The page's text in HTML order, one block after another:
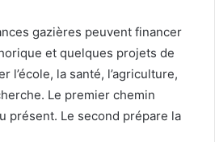
gazières peuvent financer
et quelques projets de
l’école, la santé, l’agriculture,
Le premier chemin
présent. Le second prépare la